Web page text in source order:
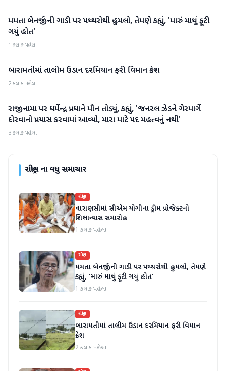
રાષ્ટ્રીય
મમતા બેનર્જીની ગાડી પર પથ્થરોથી હુમલો, તેમણે કહ્યું, 'મારું માથું ફૂટી
ગયું હોત'
1 કલાક પહેલા
રાષ્ટ્રીય
બારામતીમાં તાલીમ ઉડાન દરમિયાન ફરી વિમાન ક્રેશ
2 કલાક પહેલા
રાષ્ટ્રીય
રાજીનામા પર ધર્મેન્દ્ર પ્રધાને મૌન તોડ્યું, કહ્યું, 'જનરલ ઝેડને ગેરમાર્ગે
દોરવાનો પ્રયાસ કરવામાં આવ્યો, મારા માટે પદ મહત્વનું નથી'
3 કલાક પહેલા
રાષ્ટ્રીયના વધુ સમાચાર
રાષ્ટ્રીય
વારાણસીમાં સીએમ યોગીના ડ્રીમ પ્રોજેક્ટનો
શિલાન્યાસ સમારોહ
1 કલાક પહેલા
રાષ્ટ્રીય
મમતા બેનર્જીની ગાડી પર પથ્થરોથી હુમલો, તેમણે
કહ્યું, 'મારું માથું ફૂટી ગયું હોત'
1 કલાક પહેલા
રાષ્ટ્રીય
બારામતીમાં તાલીમ ઉડાન દરમિયાન ફરી વિમાન
ક્રેશ
2 કલાક પહેલા